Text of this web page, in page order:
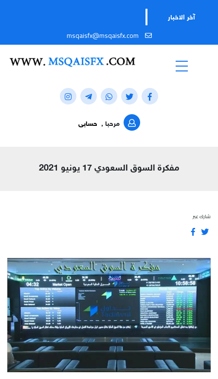
آخر الاخبار
msqaisfx@msqaisfx.com
مرحبا , حسابى
مفكرة السوق السعودي 17 يونيو 2021
شارك عبر